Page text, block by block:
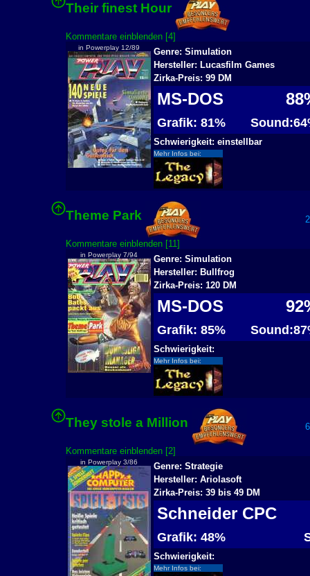
Their finest Hour
Kommentare einblenden [4]
in Powerplay 12/89
Genre: Simulation
Hersteller: Lucasfilm Games
Zirka-Preis: 99 DM
MS-DOS
Grafik: 81%
Schwierigkeit: einstellbar
Mehr Infos bei:
Theme Park
Kommentare einblenden [11]
in Powerplay 7/94
Genre: Simulation
Hersteller: Bullfrog
Zirka-Preis: 120 DM
MS-DOS
Grafik: 85%
Schwierigkeit:
Mehr Infos bei:
They stole a Million
Kommentare einblenden [2]
in Powerplay 3/86
Genre: Strategie
Hersteller: Ariolasoft
Zirka-Preis: 39 bis 49 DM
Schneider CPC
Grafik: 48%
Schwierigkeit:
Mehr Infos bei: